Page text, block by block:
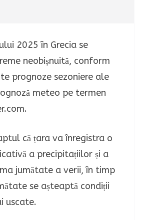
2025 în Grecia se
neobișnuită, conform
prognoze sezoniere ale
meteo pe termen
că țara va înregistra o
a precipitațiilor și a
jumătate a verii, în timp
se așteaptă condiții
uscate.